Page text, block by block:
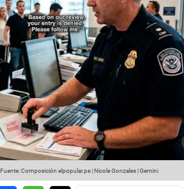
Fuente: Composición elpopular.pe | Nicole Gonzales | Gemini